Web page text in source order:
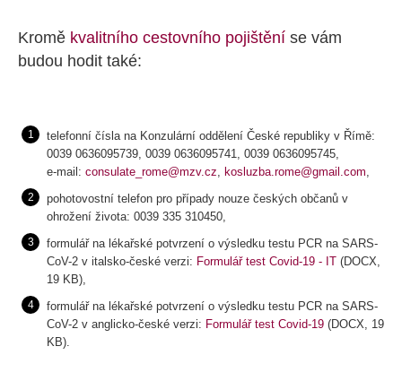
Kromě kvalitního cestovního pojištění se vám
budou hodit také:
telefonní čísla na Konzulární oddělení České republiky v Římě:
0039 0636095739, 0039 0636095741, 0039 0636095745,
e-mail: consulate_rome@mzv.cz kosluzba.rome@gmail.com
pohotovostní telefon pro případy nouze českých občanů v
ohrožení života: 0039 335 310450,
formulář na lékařské potvrzení o výsledku testu PCR na SARS-
CoV-2 v italsko-české verzi: Formulář test Covid-19 - IT (DOCX,
19 KB),
formulář na lékařské potvrzení o výsledku testu PCR na SARS-
CoV-2 v anglicko-české verzi: Formulář test Covid-19 (DOCX, 19
KB).